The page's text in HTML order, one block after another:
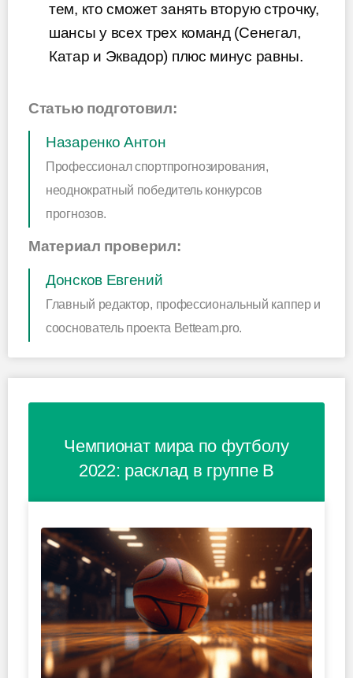
тем, кто сможет занять вторую строчку,
шансы у всех трех команд (Сенегал,
Катар и Эквадор) плюс минус равны.
Статью подготовил:
Назаренко Антон
Профессионал спортпрогнозирования,
неоднократный победитель конкурсов
прогнозов.
Материал проверил:
Донсков Евгений
Главный редактор, профессиональный каппер и
сооснователь проекта Betteam.pro.
Чемпионат мира по футболу
2022: расклад в группе B